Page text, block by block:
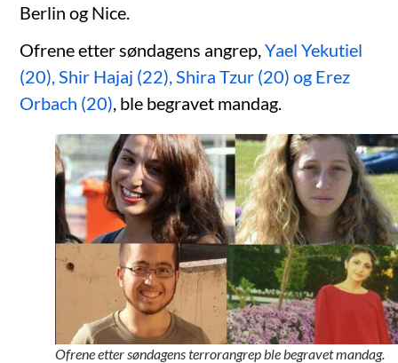
Berlin og Nice.
Ofrene etter søndagens angrep,Yael Yekutiel
(20), Shir Hajaj (22), Shira Tzur (20) og Erez
Orbach (20) , ble begravet mandag.
Ofrene etter søndagens terrorangrep ble begravet mandag.